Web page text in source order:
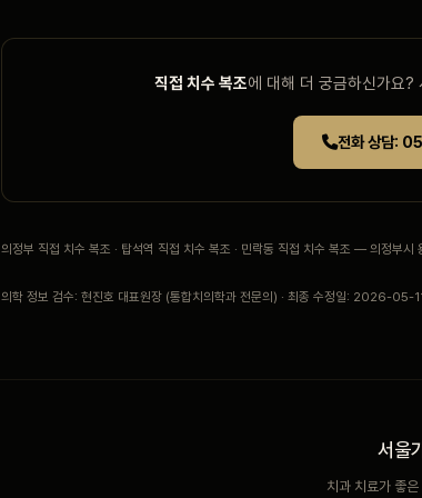
직접 치수 복조에 대해 더 궁금하신가요?
전화 상담:
의정부 직접 치수 복조 · 탑석역 직접 치수 복조 · 민락동 직접 치수 복조 — 의정부시
의학 정보 검수: 현진호 대표원장 (통합치의학과 전문의) · 최종 수정일: 2026-05-
서울
치과 치료가 좋